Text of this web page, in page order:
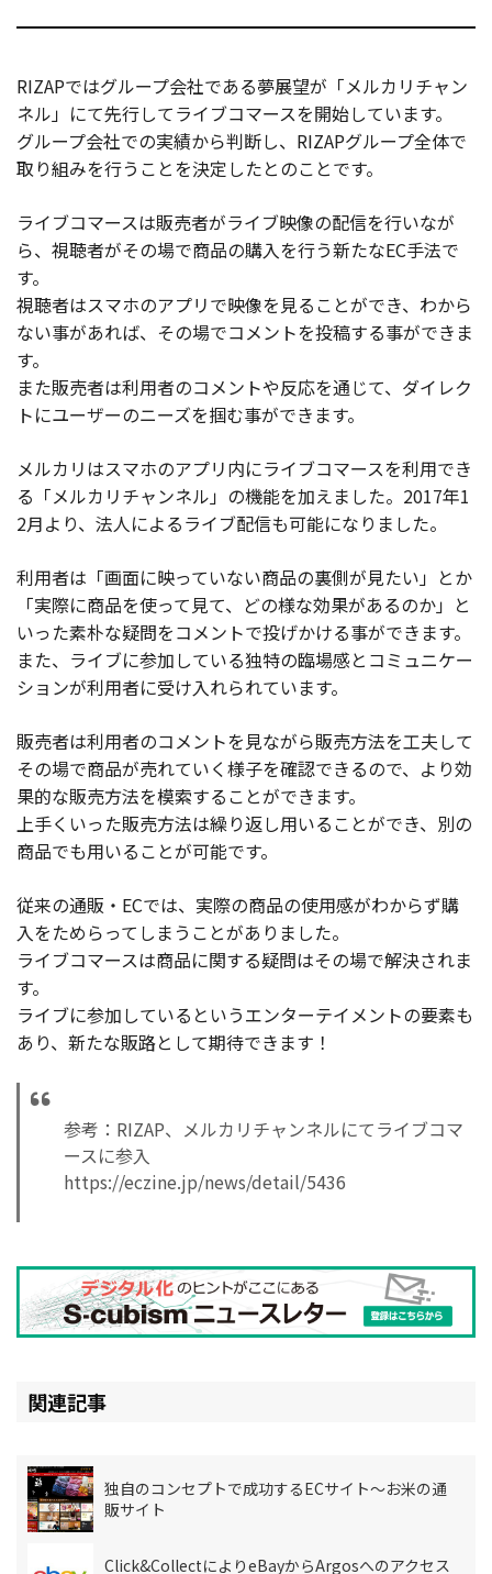
RIZAPではグループ会社である夢展望が「メルカリチャン
ネル」にて先行してライブコマースを開始しています。
グループ会社での実績から判断し、RIZAPグループ全体で
取り組みを行うことを決定したとのことです。
ライブコマースは販売者がライブ映像の配信を行いなが
ら、視聴者がその場で商品の購入を行う新たなEC手法で
す。
視聴者はスマホのアプリで映像を見ることができ、わから
ない事があれば、その場でコメントを投稿する事ができま
す。
また販売者は利用者のコメントや反応を通じて、ダイレク
トにユーザーのニーズを掴む事ができます。
メルカリはスマホのアプリ内にライブコマースを利用でき
る「メルカリチャンネル」の機能を加えました。2017年1
2月より、法人によるライブ配信も可能になりました。
利用者は「画面に映っていない商品の裏側が見たい」とか
「実際に商品を使って見て、どの様な効果があるのか」と
いった素朴な疑問をコメントで投げかける事ができます。
また、ライブに参加している独特の臨場感とコミュニケー
ションが利用者に受け入れられています。
販売者は利用者のコメントを見ながら販売方法を工夫して
その場で商品が売れていく様子を確認できるので、より効
果的な販売方法を模索することができます。
上手くいった販売方法は繰り返し用いることができ、別の
商品でも用いることが可能です。
従来の通販・ECでは、実際の商品の使用感がわからず購
入をためらってしまうことがありました。
ライブコマースは商品に関する疑問はその場で解決されま
す。
ライブに参加しているというエンターテイメントの要素も
あり、新たな販路として期待できます！
参考：RIZAP、メルカリチャンネルにてライブコマ
ースに参入
https://eczine.jp/news/detail/5436
関連記事
独自のコンセプトで成功するECサイト～お米の通
販サイト
Click&CollectによりeBayからArgosへのアクセス